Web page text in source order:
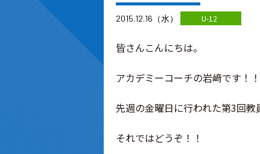
2015.12.16（水） U-12
皆さんこんにちは。
アカデミーコーチの岩﨑です！！
先週の金曜日に行われた第3回教
それではどうぞ！！